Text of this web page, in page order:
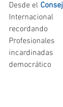
Desde el
democrático